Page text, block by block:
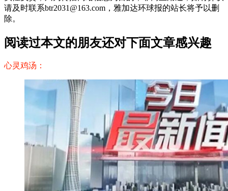
请及时联系btr2031@163.com，雅加达环球报的站长将予以删
除。
阅读过本文的朋友还对下面文章感兴趣
心灵鸡汤：